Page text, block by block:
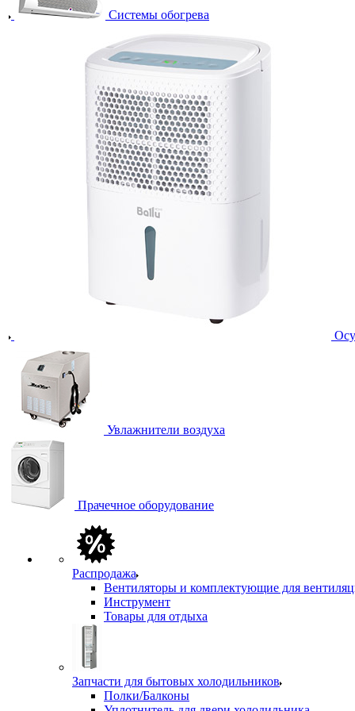
Системы обогрева
Увлажнители воздуха
Прачечное оборудование
Распродажа
Вентиляторы и комплектующие для
Инструмент
Товары для отдыха
Запчасти для бытовых холодильников
Полки/Балконы